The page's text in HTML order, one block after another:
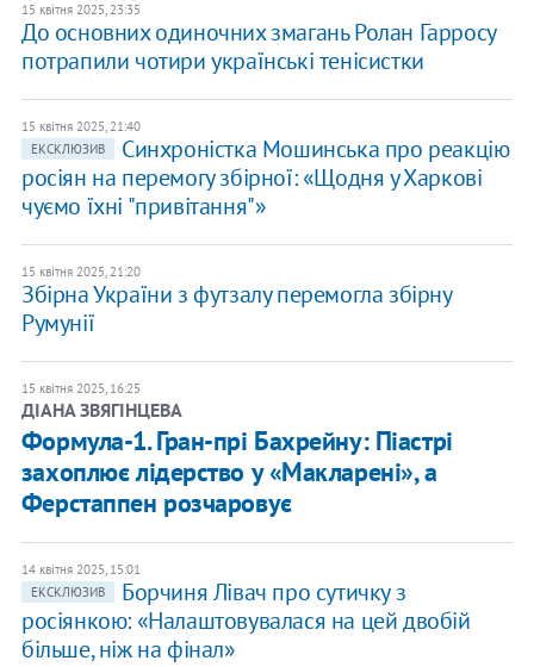
15 квітня 2025, 23:35
До основних одиночних змагань Ролан Гарросу
потрапили чотири українські тенісистки
15 квітня 2025, 21:40
ЕКСКЛЮЗИВ
Синхроністка Мошинська про реакцію
росіян на перемогу збірної: «Щодня у Харкові
чуємо їхні "привітання"»
15 квітня 2025, 21:20
Збірна України з футзалу перемогла збірну
Румунії
15 квітня 2025, 16:25
ДІАНА ЗВЯГІНЦЕВА
Формула-1. Гран-прі Бахрейну: Піастрі
захоплює лідерство у «Макларені», а
Ферстаппен розчаровує
14 квітня 2025, 15:01
ЕКСКЛЮЗИВ
Борчиня Лівач про сутичку з
росіянкою: «Налаштовувалася на цей двобій
більше, ніж на фінал»